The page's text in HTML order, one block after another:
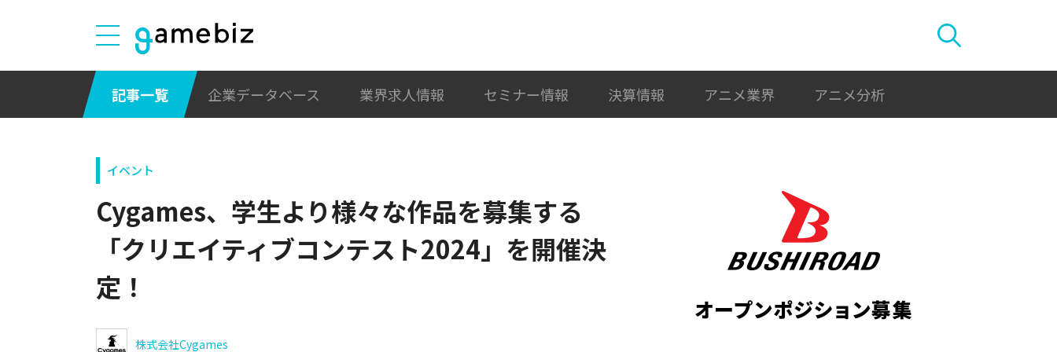
記事一覧 企業データベース 業界求人情報 セミナー情報 決算情報 アニメ業界 アニメ分析
イベント
Cygames、学生より様々な作品を募集する
「クリエイティブコンテスト2024」を開催決
定！
株式会社Cygames